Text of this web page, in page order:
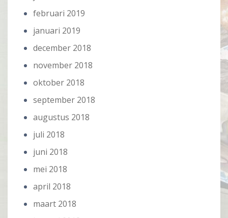
februari 2019
januari 2019
december 2018
november 2018
oktober 2018
september 2018
augustus 2018
juli 2018
juni 2018
mei 2018
april 2018
maart 2018